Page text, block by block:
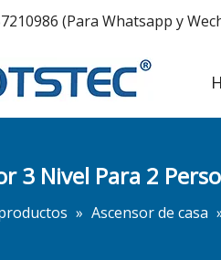
(Para Whatsapp y
3 Nivel Para 2
» Ascensor de casa